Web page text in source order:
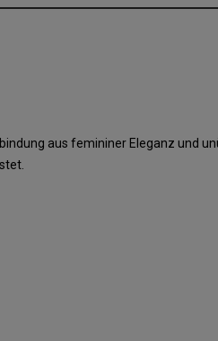
aus femininer Eleganz und